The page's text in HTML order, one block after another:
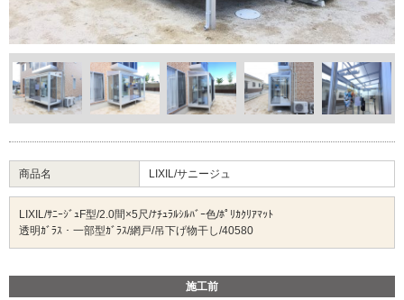
商品名 LIXIL/サニージュ
LIXIL/ｻﾆｰｼﾞｭF型/2.0間×5尺/ﾅﾁｭﾗﾙｼﾙﾊﾞｰ色/ﾎﾟﾘｶｸﾘｱﾏｯﾄ
透明ｶﾞﾗｽ・一部型ｶﾞﾗｽ/網戸/吊下げ物干し/40580
施工前